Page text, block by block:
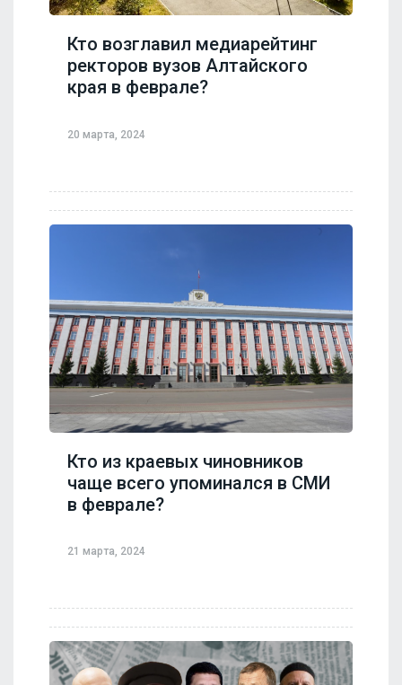
Кто возглавил медиарейтинг
ректоров вузов Алтайского
края в феврале?
20 марта, 2024
Кто из краевых чиновников
чаще всего упоминался в СМИ
в феврале?
21 марта, 2024